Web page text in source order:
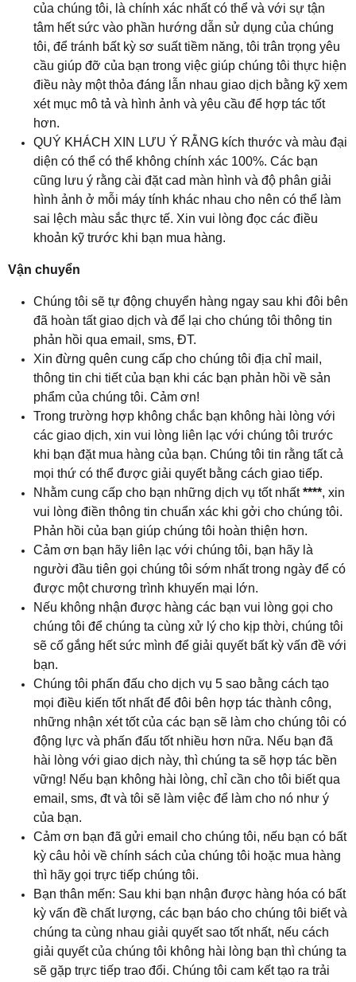
của chúng tôi, là chính xác nhất có thể và với sự tận
tâm hết sức vào phần hướng dẫn sử dụng của chúng
tôi, để tránh bất kỳ sơ suất tiềm năng, tôi trân trọng yêu
cầu giúp đỡ của bạn trong việc giúp chúng tôi thực hiện
điều này một thỏa đáng lẫn nhau giao dịch bằng kỹ xem
xét mục mô tả và hình ảnh và yêu cầu để hợp tác tốt
hơn.
QUÝ KHÁCH XIN LƯU Ý RẰNG kích thước và màu đại
diện có thể có thể không chính xác 100%. Các bạn
cũng lưu ý rằng cài đặt cad màn hình và độ phân giải
hình ảnh ở mỗi máy tính khác nhau cho nên có thể làm
sai lệch màu sắc thực tế. Xin vui lòng đọc các điều
khoản kỹ trước khi bạn mua hàng.
Vận chuyển
Chúng tôi sẽ tự động chuyển hàng ngay sau khi đôi bên
đã hoàn tất giao dịch và để lại cho chúng tôi thông tin
phản hồi qua email, sms, ĐT.
Xin đừng quên cung cấp cho chúng tôi địa chỉ mail,
thông tin chi tiết của bạn khi các bạn phản hồi về sản
phẩm của chúng tôi. Cảm ơn!
Trong trường hợp không chắc bạn không hài lòng với
các giao dịch, xin vui lòng liên lạc với chúng tôi trước
khi bạn đặt mua hàng của bạn. Chúng tôi tin rằng tất cả
mọi thứ có thể được giải quyết bằng cách giao tiếp.
Nhằm cung cấp cho bạn những dịch vụ tốt nhất****, xin
vui lòng điền thông tin chuẩn xác khi gởi cho chúng tôi.
Phản hồi của bạn giúp chúng tôi hoàn thiện hơn.
Cảm ơn bạn hãy liên lạc với chúng tôi, bạn hãy là
người đầu tiên gọi chúng tôi sớm nhất trong ngày để có
được một chương trình khuyến mại lớn.
Nếu không nhận được hàng các bạn vui lòng gọi cho
chúng tôi để chúng ta cùng xử lý cho kịp thời, chúng tôi
sẽ cố gắng hết sức mình để giải quyết bất kỳ vấn đề với
bạn.
Chúng tôi phấn đấu cho dịch vụ 5 sao bằng cách tạo
mọi điều kiến tốt nhất để đôi bên hợp tác thành công,
những nhận xét tốt của các bạn sẽ làm cho chúng tôi có
động lực và phấn đấu tốt nhiều hơn nữa. Nếu bạn đã
hài lòng với giao dịch này, thì chúng ta sẽ hợp tác bền
vững! Nếu bạn không hài lòng, chỉ cần cho tôi biết qua
email, sms, đt và tôi sẽ làm việc để làm cho nó như ý
của bạn.
Cảm ơn bạn đã gửi email cho chúng tôi, nếu bạn có bất
kỳ câu hỏi về chính sách của chúng tôi hoặc mua hàng
thì hãy gọi trực tiếp chúng tôi.
Bạn thân mến: Sau khi bạn nhận được hàng hóa có bất
kỳ vấn đề chất lượng, các bạn báo cho chúng tôi biết và
chúng ta cùng nhau giải quyết sao tốt nhất, nếu cách
giải quyết của chúng tôi không hài lòng bạn thì chúng ta
sẽ gặp trực tiếp trao đổi. Chúng tôi cam kết tạo ra trải